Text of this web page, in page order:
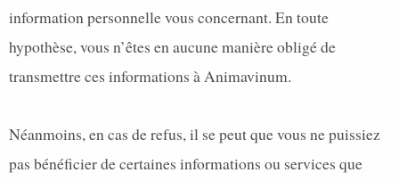
information personnelle vous concernant. En toute
hypothèse, vous n’êtes en aucune manière obligé de
transmettre ces informations à Animavinum.
Néanmoins, en cas de refus, il se peut que vous ne puissiez
pas bénéficier de certaines informations ou services que